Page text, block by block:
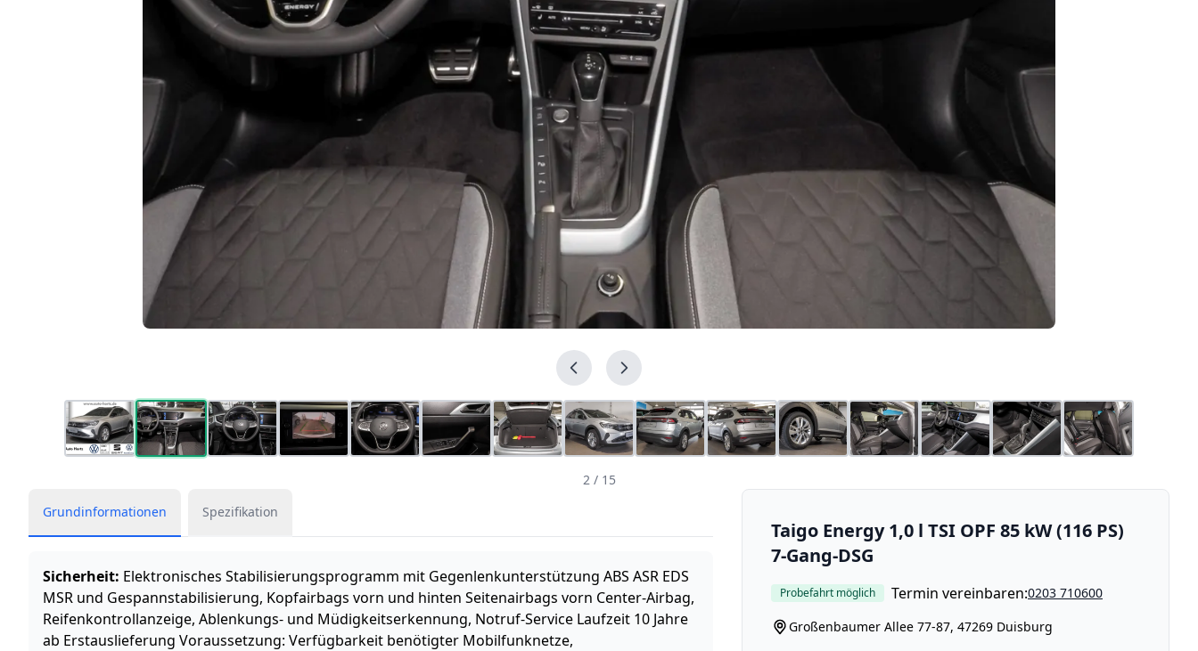
2/ 15
Taigo Energy 1,0 l TSI OPF 85 kW (116 PS)
7-Gang-DSG
Probefahrt möglich Termin vereinbaren:0203 710600
Großenbaumer Allee 77-87, 47269 Duisburg
Grundinformationen Spezifikation
Sicherheit: Elektronisches Stabilisierungsprogramm mit Gegenlenkunterstützung ABS ASR EDS
MSR und Gespannstabilisierung, Kopfairbags vorn und hinten Seitenairbags vorn Center-Airbag,
Reifenkontrollanzeige, Ablenkungs- und Müdigkeitserkennung, Notruf-Service Laufzeit 10 Jahre
ab Erstauslieferung Voraussetzung: Verfügbarkeit benötigter Mobilfunknetze,